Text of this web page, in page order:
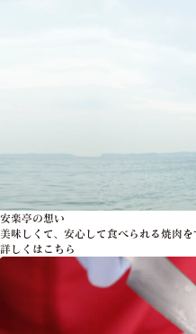
安楽亭の想い
美味しくて、安心して食べられる焼肉を
詳しくはこちら